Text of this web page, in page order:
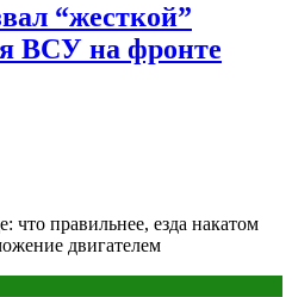
“жесткой”
ВСУ на фронте
что правильнее, езда накатом
двигателем